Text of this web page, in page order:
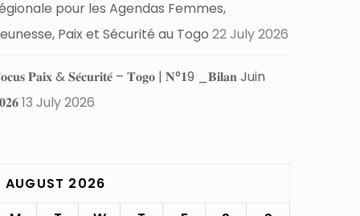
pour les Agendas Femmes,
Paix et Sécurité au Togo 22 July 2026
𝐏𝐚𝐢𝐱 & 𝐒𝐞́𝐜𝐮𝐫𝐢𝐭𝐞́ – 𝐓𝐨𝐠𝐨 | 𝐍°𝟏9 _𝐁𝐢𝐥𝐚𝐧 Juin
13 July 2026
AUGUST 2026